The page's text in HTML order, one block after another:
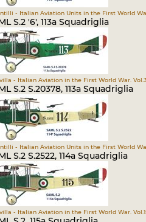
- Italian Aviation Units in the First World
S.2 '6', 113a Squadriglia
- Italian Aviation in the First World War.
S.2 S.20378, 113a Squadriglia
- Italian Aviation Units in the First World
S.2 S.2522, 114a Squadriglia
- Italian Aviation in the First World War.